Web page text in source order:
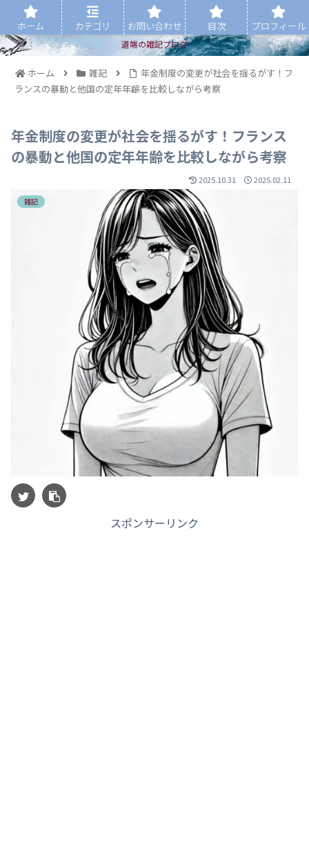
道端の雑記ブログ
ホーム 雑記
年金制度の変更が社会を揺るがす！フ
ランスの暴動と他国の定年年齢を比較しながら考察
年金制度の変更が社会を揺るがす！フランス
の暴動と他国の定年年齢を比較しながら考察
2025.10.31 2025.02.11
雑記
スポンサーリンク
ホーム カテゴリ お問い合わせ 目次 プロフィール